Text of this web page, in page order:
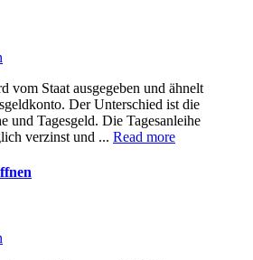
vom Staat ausgegeben und ähnelt
Der Unterschied ist die
und Tagesgeld. Die Tagesanleihe
verzinst und ... Read more